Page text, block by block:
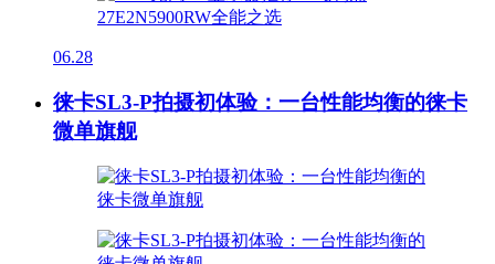
06.28
徕卡SL3-P拍摄初体验：一台性能均衡的徕卡
微单旗舰